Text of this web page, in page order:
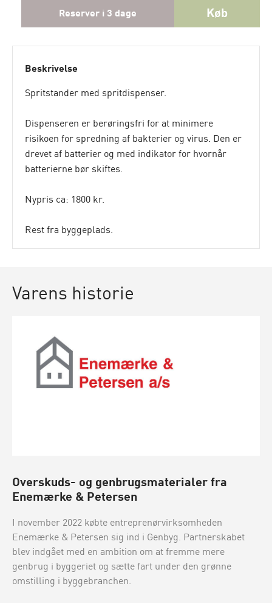
Reserver i 3 dage Køb
Beskrivelse
Spritstander med spritdispenser.
Dispenseren er berøringsfri for at minimere
risikoen for spredning af bakterier og virus. Den er
drevet af batterier og med indikator for hvornår
batterierne bør skiftes.
Nypris ca: 1800 kr.
Rest fra byggeplads.
Varens historie
Overskuds- og genbrugsmaterialer fra
Enemærke & Petersen
I november 2022 købte entreprenørvirksomheden
Enemærke & Petersen sig ind i Genbyg. Partnerskabet
blev indgået med en ambition om at fremme mere
genbrug i byggeriet og sætte fart under den grønne
omstilling i byggebranchen.